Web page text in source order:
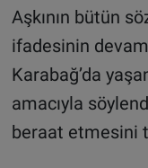
Aşkının bütün
ifadesinin
Karabağ’da
amacıyla
beraat etmesini